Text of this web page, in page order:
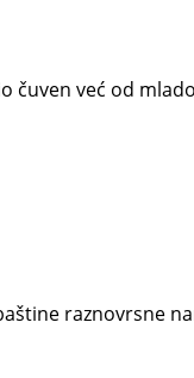
čuven već od
raznovrsne